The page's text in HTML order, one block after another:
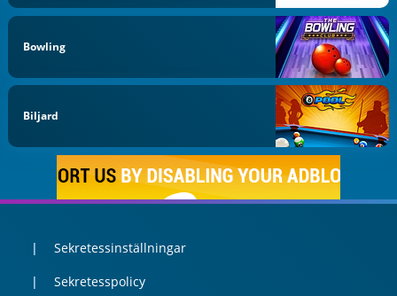
Bowling
Biljard
Sekretessinställningar
Sekretesspolicy